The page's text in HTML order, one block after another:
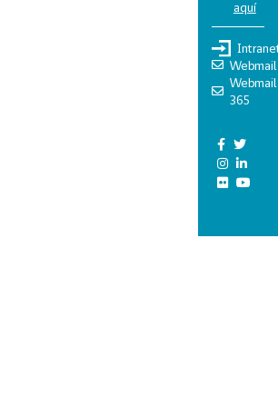
aquí
Webmail
Webmail
365